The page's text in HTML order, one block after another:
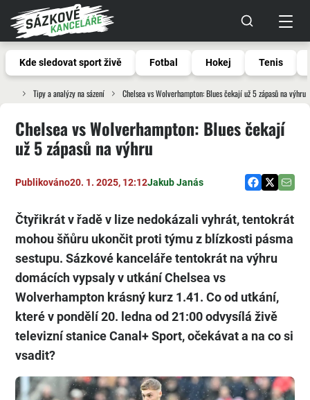
Kde sledovat sport živě Fotbal Hokej Tenis
Tipy a analýzy na sázení Chelsea vs Wolverhampton: Blues čekají už 5 zápasů na výhru
Chelsea vs Wolverhampton: Blues čekají
už 5 zápasů na výhru
Publikováno20. 1. 2025, 12:12Jakub Janás
Čtyřikrát v řadě v lize nedokázali vyhrát, tentokrát
mohou šňůru ukončit proti týmu z blízkosti pásma
sestupu. Sázkové kanceláře tentokrát na výhru
domácích vypsaly v utkání Chelsea vs
Wolverhampton krásný kurz 1.41. Co od utkání,
které v pondělí 20. ledna od 21:00 odvysílá živě
televizní stanice Canal+ Sport, očekávat a na co si
vsadit?